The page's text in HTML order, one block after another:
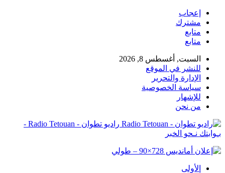
إعجاب
مشترك
متابع
متابع
السبت, أغسطس 8, 2026
للنشر في الموقع
الإدارة والتحرير
سياسة الخصوصية
للإشهار
من نحن
راديو تطوان - Radio Tetouan -
بـوابتك نـحو الخبر
الأولى